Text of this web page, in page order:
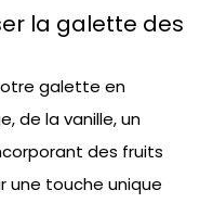
la galette des
galette en
de la vanille, un
des fruits
une touche unique